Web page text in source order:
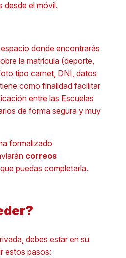
desde el móvil.
donde encontrarás
la matrícula (deporte,
tipo carnet, DNI, datos
como finalidad facilitar
entre las Escuelas
de forma segura y muy
formalizado
correos
puedas completarla.
debes estar en su
estos pasos: